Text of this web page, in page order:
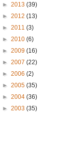
► 2013 (39)
► 2012 (13)
► 2011 (3)
► 2010 (6)
► 2009 (16)
► 2007 (22)
► 2006 (2)
► 2005 (35)
► 2004 (36)
► 2003 (35)